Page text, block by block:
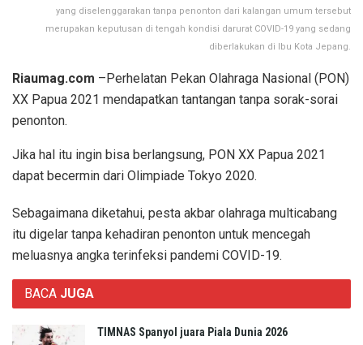
yang diselenggarakan tanpa penonton dari kalangan umum tersebut
merupakan keputusan di tengah kondisi darurat COVID-19 yang sedang
diberlakukan di Ibu Kota Jepang.
Riaumag.com –Perhelatan Pekan Olahraga Nasional (PON)
XX Papua 2021 mendapatkan tantangan tanpa sorak-sorai
penonton.
Jika hal itu ingin bisa berlangsung, PON XX Papua 2021
dapat becermin dari Olimpiade Tokyo 2020.
Sebagaimana diketahui, pesta akbar olahraga multicabang
itu digelar tanpa kehadiran penonton untuk mencegah
meluasnya angka terinfeksi pandemi COVID-19.
BACA JUGA
TIMNAS Spanyol juara Piala Dunia 2026